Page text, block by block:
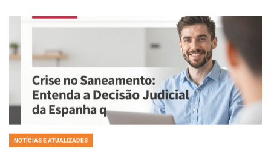
POSTED
IN
Crise no Saneamento: Entenda a Decisão Judicial da Espanha